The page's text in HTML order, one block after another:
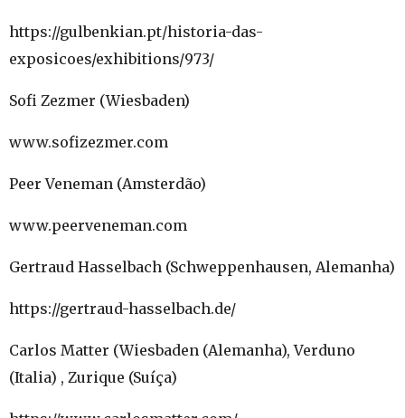
https://gulbenkian.pt/historia-das-
exposicoes/exhibitions/973/
Sofi Zezmer (Wiesbaden)
www.sofizezmer.com
Peer Veneman (Amsterdão)
www.peerveneman.com
Gertraud Hasselbach (Schweppenhausen, Alemanha)
https://gertraud-hasselbach.de/
Carlos Matter (Wiesbaden (Alemanha), Verduno
(Italia) , Zurique (Suíça)